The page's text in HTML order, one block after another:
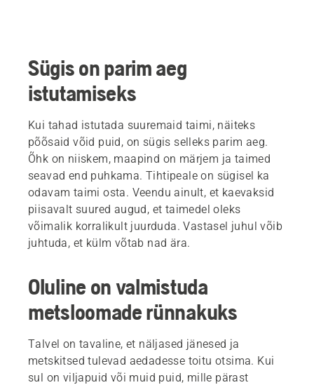
Sügis on parim aeg
istutamiseks
Kui tahad istutada suuremaid taimi, näiteks
põõsaid võid puid, on sügis selleks parim aeg.
Õhk on niiskem, maapind on märjem ja taimed
seavad end puhkama. Tihtipeale on sügisel ka
odavam taimi osta. Veendu ainult, et kaevaksid
piisavalt suured augud, et taimedel oleks
võimalik korralikult juurduda. Vastasel juhul võib
juhtuda, et külm võtab nad ära.
Oluline on valmistuda
metsloomade rünnakuks
Talvel on tavaline, et näljased jänesed ja
metskitsed tulevad aedadesse toitu otsima. Kui
sul on viljapuid või muid puid, mille pärast